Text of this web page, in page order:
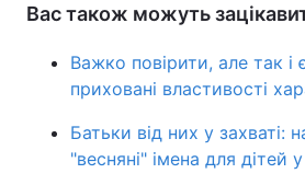
Вас також можуть
Важко повірити, але так і
приховані властивості
Батьки від них у захваті:
"весняні" імена для дітей